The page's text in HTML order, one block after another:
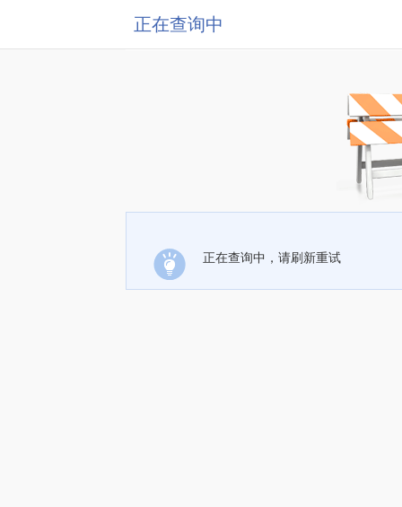
正在查询中
正在查询中，请刷新重试